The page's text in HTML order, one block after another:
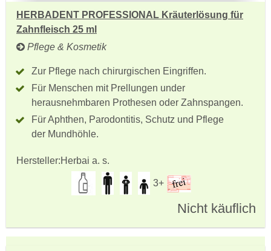
HERBADENT PROFESSIONAL Kräuterlösung für
Zahnfleisch 25 ml
Pflege & Kosmetik
Zur Pflege nach chirurgischen Eingriffen.
Für Menschen mit Prellungen under
herausnehmbaren Prothesen oder Zahnspangen.
Für Aphthen, Parodontitis, Schutz und Pflege
der Mundhöhle.
Hersteller:Herbai a. s.
3+
Nicht käuflich